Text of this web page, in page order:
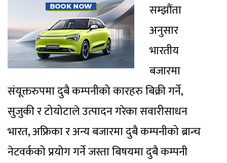
सम्झौंता
अनुसार
भारतीय
बजारमा
संयूक्तरुपमा दुबै कम्पनीको कारहरु बिक्री गर्ने,
सुजुकी र टोयोटाले उत्पादन गरेका सवारीसाधन
भारत, अफ्रिका र अन्य बजारमा दुबै कम्पनीको ब्रान्च
नेटवर्कको प्रयोग गर्ने जस्ता बिषयमा दुबै कम्पनी